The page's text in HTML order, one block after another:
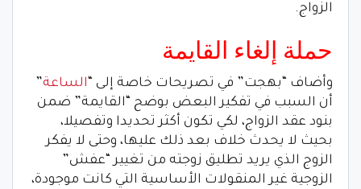
الزواج.
حملة إلغاء القايمة
وأضاف “بهجت” في تصريحات خاصة إلى “الساعة”
أن السبب في تفكير البعض بوضح “القايمة” ضمن
بنود عقد الزواج، لكي تكون أكثر تحديدا وتفصيلا،
بحيث لا يحدث خلاف بعد ذلك عليها، وحتى لا يفكر
الزوج الذي يريد تطليق زوجته من تغيير “عفش”
الزوجية غير المنقولات الأساسية التي كانت موجودة،